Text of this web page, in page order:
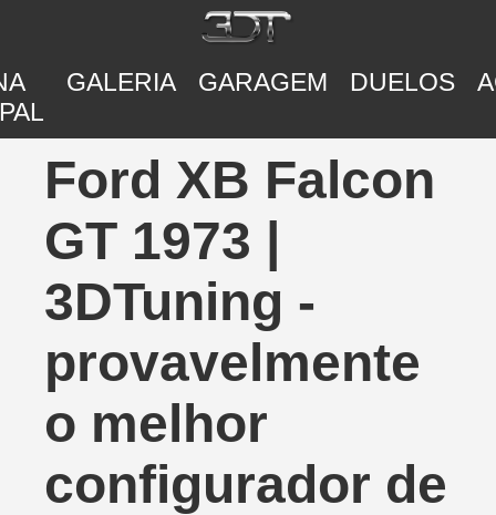
GALERIA GARAGEM DUELOS
Ford XB Falcon
GT 1973 |
3DTuning -
provavelmente
o melhor
configurador de